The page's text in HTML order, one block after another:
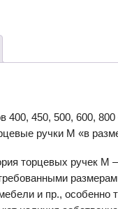
400, 450, 500, 600,
ручки M «в
торцевых ручек М
и пр., особенно